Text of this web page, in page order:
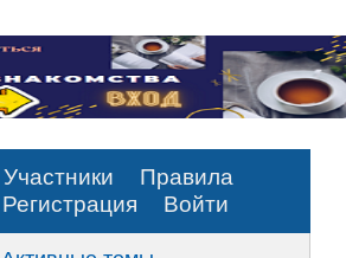
Участники
Правила
Регистрация Войти